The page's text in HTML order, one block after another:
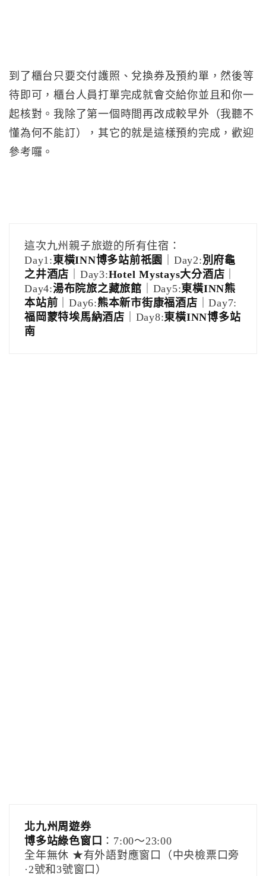
到了櫃台只要交付護照、兌換券及預約單，然後等
待即可，櫃台人員打單完成就會交給你並且和你一
起核對。我除了第一個時間再改成較早外（我聽不
懂為何不能訂），其它的就是這樣預約完成，歡迎
參考囉。
這次九州親子旅遊的所有住宿：
Day1:東橫INN博多站前祇園 ｜Day2:別府龜
之井酒店 ｜Day3:Hotel Mystays大分酒店
Day4:湯布院旅之藏旅館 ｜Day5:東橫INN熊
本站前 ｜Day6:熊本新市街康福酒店 ｜Day7:
福岡蒙特埃馬納酒店 ｜Day8:東橫INN博多站
南
北九州周遊券
博多站綠色窗口 ：7:00〜23:00
全年無休 ★有外語對應窗口（中央檢票口旁
·2號和3號窗口）